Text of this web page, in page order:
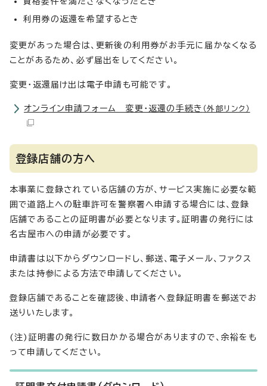
利用券の返還を希望するとき
変更があった場合は、更新後の利用券がお手元に届かなくなる
ことがあるため、必ず届出をしてください。
変更・返還届け出は電子申請も可能です。
オンライン申請フォーム 変更・返還の手続き （外部リンク）
登録店舗の方へ
本事業に登録されている店舗の方が、サービス実施に必要な範
囲で道路上への駐車許可を警察署へ申請する場合には、登録
店舗であることの証明書が必要となります。証明書の発行には
名古屋市への申請が必要です。
申請書は以下からダウンロードし、郵送、電子メール、ファクス
または持参による方法で申請してください。
登録店舗であることを確認後、申請者へ登録証明書を郵送でお
送りいたします。
(注)証明書の発行に数日かかる場合がありますので、余裕をも
って申請してください。